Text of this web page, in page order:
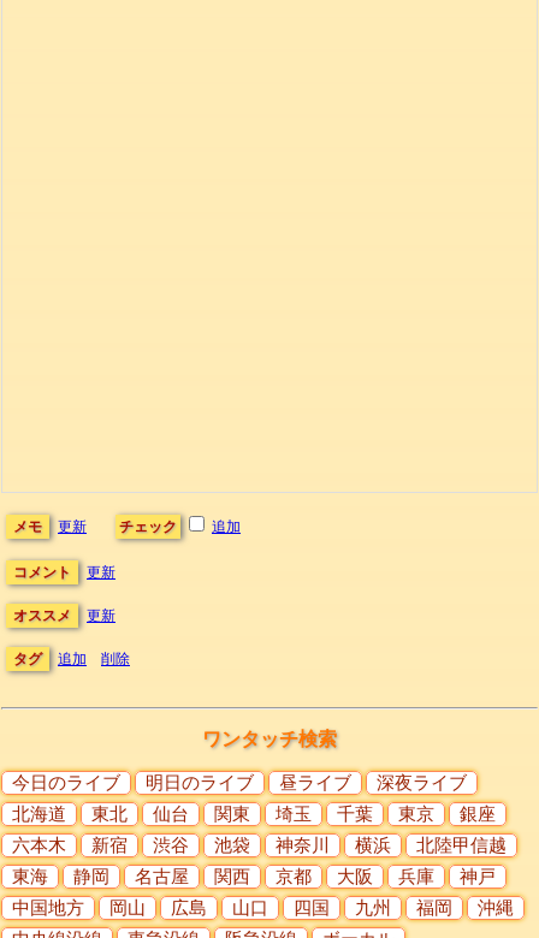
メモ 更新 チェック 追加
コメント 更新
オススメ 更新
タグ 追加 削除
ワンタッチ検索
今日のライブ 明日のライブ 昼ライブ
深夜ライブ
北海道
東北 仙台 関東 埼玉 千葉 東京
銀座
六本木
新宿 渋谷 池袋 神奈川 横浜
北陸甲信越
東海
静岡 名古屋 関西 京都 大阪 兵庫
神戸
中国地方
岡山 広島 山口 四国 九州 福岡
沖縄